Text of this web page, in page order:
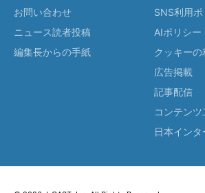
お問い合わせ
ニュース読者投稿
編集長からの手紙
SNS利用
AIポリシー
クッキーの
広告掲載
記事配信
コンテン
日本イン